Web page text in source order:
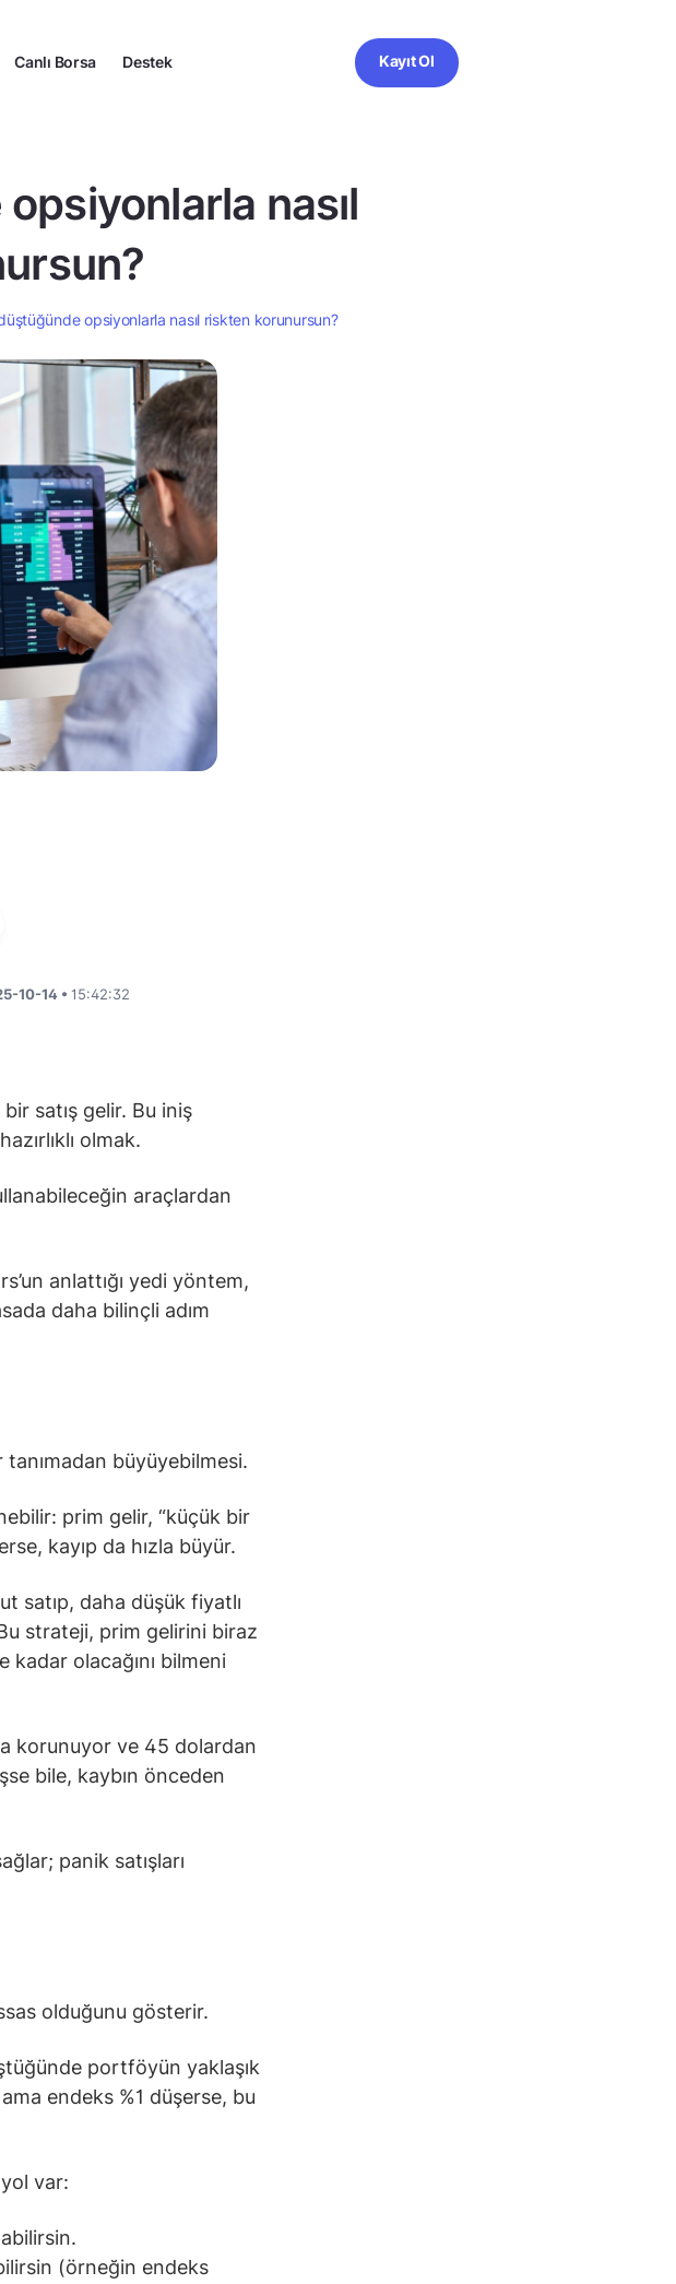
Canlı Borsa Destek Kayıt Ol
nasıl
opsiyonlarla nasıl riskten korunursun?
10-14 • 15:42:32
satış gelir. Bu iniş
olmak.
araçlardan
anlattığı yedi yöntem,
daha bilinçli adım
tanımadan büyüyebilmesi.
prim gelir, “küçük bir
kayıp da hızla büyür.
satıp, daha düşük fiyatlı
strateji, prim gelirini biraz
kadar olacağını bilmeni
korunuyor ve 45 dolardan
bile, kaybın önceden
panik satışları
olduğunu gösterir.
portföyün yaklaşık
endeks %1 düşerse, bu
var:
(örneğin endeks